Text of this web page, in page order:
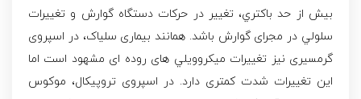
بيش از حد باكتري، تغيير در حركات دستگاه گوارش و تغييرات
سلولي در مجرای گوارش باشد. همانند بيماری سلياک، در اسپروی
گرمسيری نيز تغييرات ميکروويلي های روده ای مشهود است اما
اين تغييرات شدت كمتری دارد. در اسپروی تروپیکال، موكوس